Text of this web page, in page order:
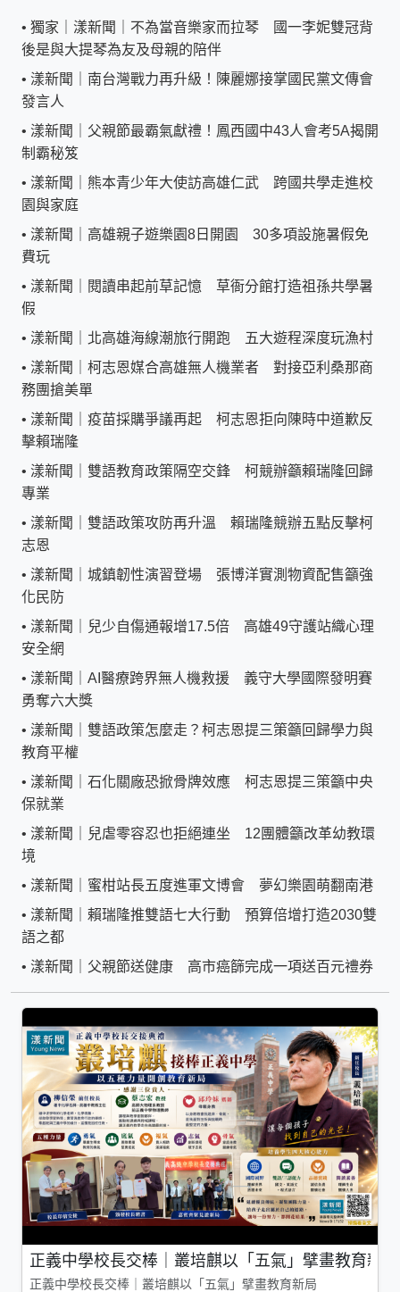
• 獨家｜漾新聞｜不為當音樂家而拉琴 國一李妮雙冠背
後是與大提琴為友及母親的陪伴
• 漾新聞｜南台灣戰力再升級！陳麗娜接掌國民黨文傳會
發言人
• 漾新聞｜父親節最霸氣獻禮！鳳西國中43人會考5A揭開
制霸秘笈
• 漾新聞｜熊本青少年大使訪高雄仁武 跨國共學走進校
園與家庭
• 漾新聞｜高雄親子遊樂園8日開園 30多項設施暑假免
費玩
• 漾新聞｜閱讀串起前草記憶 草衙分館打造祖孫共學暑
假
• 漾新聞｜北高雄海線潮旅行開跑 五大遊程深度玩漁村
• 漾新聞｜柯志恩媒合高雄無人機業者 對接亞利桑那商
務團搶美單
• 漾新聞｜疫苗採購爭議再起 柯志恩拒向陳時中道歉反
擊賴瑞隆
• 漾新聞｜雙語教育政策隔空交鋒 柯競辦籲賴瑞隆回歸
專業
• 漾新聞｜雙語政策攻防再升溫 賴瑞隆競辦五點反擊柯
志恩
• 漾新聞｜城鎮韌性演習登場 張博洋實測物資配售籲強
化民防
• 漾新聞｜兒少自傷通報增17.5倍 高雄49守護站織心理
安全網
• 漾新聞｜AI醫療跨界無人機救援 義守大學國際發明賽
勇奪六大獎
• 漾新聞｜雙語政策怎麼走？柯志恩提三策籲回歸學力與
教育平權
• 漾新聞｜石化關廠恐掀骨牌效應 柯志恩提三策籲中央
保就業
• 漾新聞｜兒虐零容忍也拒絕連坐 12團體籲改革幼教環
境
• 漾新聞｜蜜柑站長五度進軍文博會 夢幻樂園萌翻南港
• 漾新聞｜賴瑞隆推雙語七大行動 預算倍增打造2030雙
語之都
• 漾新聞｜父親節送健康 高市癌篩完成一項送百元禮券
正義中學校長交棒｜叢培麒以「五氣」擘畫教育新局
正義中學校長交棒｜叢培麒以「五氣」擘畫教育新局